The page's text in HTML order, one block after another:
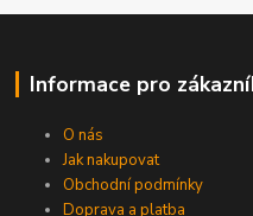
Informace pro
O nás
Jak nakupovat
Obchodní podmínky
Doprava a platba